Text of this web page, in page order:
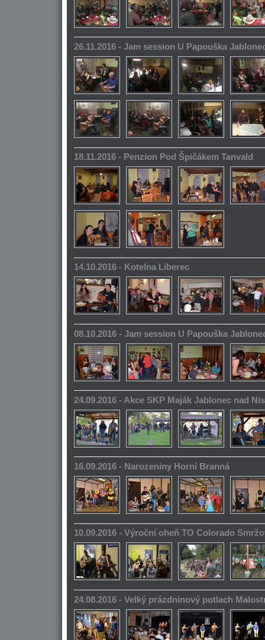
26.11.2016 - Jam session U Papouška
18.11.2016 - Penzion Pod Špičákem Tanvald
14.10.2016 - Kotelna Liberec
08.10.2016 - Jam session U Papouška
24.09.2016 - Akce SKP Maják Jablonec nad
16.09.2016 - Narozeniny Horní Branná
10.09.2016 - Výroční oheň TO Colorado
24.08.2016 - Velký prázdninový potlach